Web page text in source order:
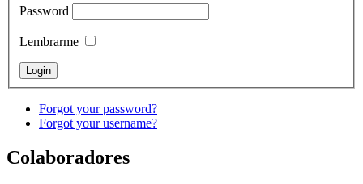
Password
Lembrarme
Forgot your password?
Forgot your username?
Colaboradores